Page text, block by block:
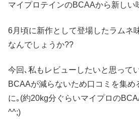
マイプロテインのBCAAから新しい
6月頃に新作として登場したラムネ
なんでしょうか??
今回､私もレビューしたいと思って
BCAAが減らないため口コミを集め
に｡(約20kg分ぐらいマイプロの
^^;)